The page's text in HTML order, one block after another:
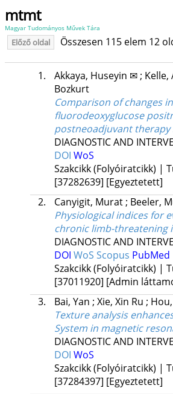
mtmt
Magyar Tudományos Művek Tára
Előző oldal Összesen 115 elem 12
1. Akkaya, Huseyin ✉; Kelle,
Bozkurt
Comparison of changes
fluorodeoxyglucose
postneoadjuvant
DIAGNOSTIC AND
DOI WoS
Szakcikk (Folyóiratcikk) |
[37282639] [Egyeztetett]
2.
Canyigit, Murat; Beeler,
Physiological indices for
chronic limb-threatening
DIAGNOSTIC AND
DOI WoS Scopus PubMed
Szakcikk (Folyóiratcikk) |
[37011920] [Admin
3.
Bai, Yan ; Xie, Xin Ru ;
Texture analysis
System in magnetic
DIAGNOSTIC AND
DOI WoS
Szakcikk (Folyóiratcikk) |
[37284397] [Egyeztetett]